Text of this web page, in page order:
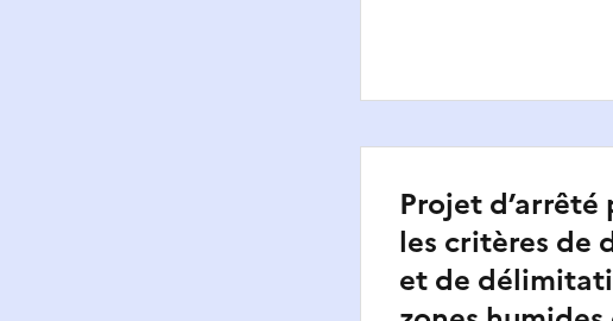
Projet
les critères de
et de